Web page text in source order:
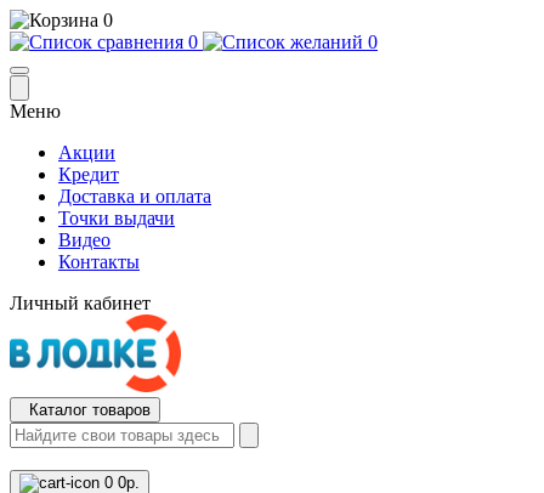
0
0
0
Меню
Акции
Кредит
Доставка и оплата
Точки выдачи
Видео
Контакты
Личный кабинет
Каталог товаров
0 0р.